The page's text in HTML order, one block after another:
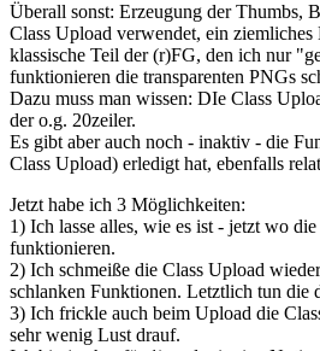
Überall sonst: Erzeugung der Thumbs,
Class Upload verwendet, ein
klassische Teil der (r)FG, den ich nur
funktionieren die transparenten PNGs
Dazu muss man wissen: DIe Class
der o.g. 20zeiler.
Es gibt aber auch noch - inaktiv - die
Class Upload) erledigt hat, ebenfalls
Jetzt habe ich 3 Möglichkeiten:
1) Ich lasse alles, wie es ist - jetzt wo
funktionieren.
2) Ich schmeiße die Class Upload
schlanken Funktionen. Letztlich tun die
3) Ich frickle auch beim Upload die
sehr wenig Lust drauf.